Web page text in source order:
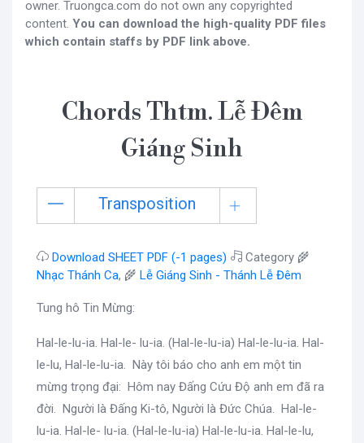
owner. Truongca.com do not own any copyrighted
content. You can download the high-quality PDF files
which contain staffs by PDF link above.
Chords Thtm. Lễ Đêm
Giáng Sinh
Transposition
Download SHEET PDF (-1 pages)
Category 🌾
Nhạc Thánh Ca, 🌾 Lễ Giáng Sinh - Thánh Lễ Đêm
Tung hô Tin Mừng:
Hal-le-lu-ia. Hal-le- lu-ia. (Hal-le-lu-ia) Hal-le-lu-ia. Hal-
le-lu, Hal-le-lu-ia. Này tôi báo cho anh em một tin
mừng trọng đại: Hôm nay Đấng Cứu Độ anh em đã ra
đời. Người là Đấng Ki-tô, Người là Đức Chúa. Hal-le-
lu-ia. Hal-le- lu-ia. (Hal-le-lu-ia) Hal-le-lu-ia. Hal-le-lu,